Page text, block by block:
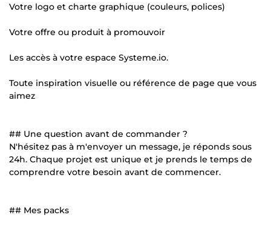
Votre logo et charte graphique (couleurs, polices)
Votre offre ou produit à promouvoir
Les accès à votre espace Systeme.io.
Toute inspiration visuelle ou référence de page que vous
aimez
## Une question avant de commander ?
N'hésitez pas à m'envoyer un message, je réponds sous
24h. Chaque projet est unique et je prends le temps de
comprendre votre besoin avant de commencer.
## Mes packs